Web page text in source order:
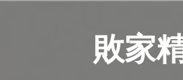
敗家